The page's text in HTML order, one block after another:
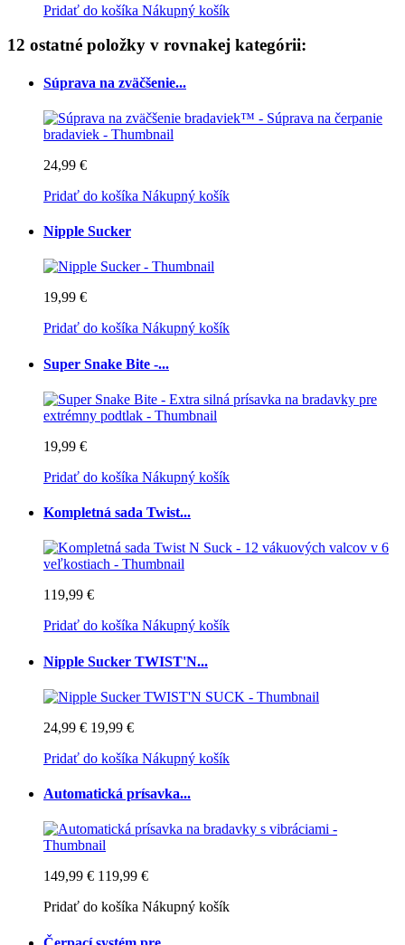
Pridať do košíka Nákupný košík
12 ostatné položky v rovnakej kategórii:
Súprava na zväčšenie...
24,99 €
Pridať do košíka Nákupný košík
Nipple Sucker
19,99 €
Pridať do košíka Nákupný košík
Super Snake Bite -...
19,99 €
Pridať do košíka Nákupný košík
Kompletná sada Twist...
119,99 €
Pridať do košíka Nákupný košík
Nipple Sucker TWIST'N...
24,99 € 19,99 €
Pridať do košíka Nákupný košík
Automatická prísavka...
149,99 € 119,99 €
Pridať do košíka Nákupný košík